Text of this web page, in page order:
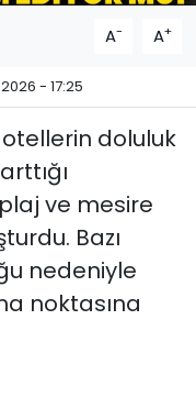
A- A+
- 17:25
doluluk
ve mesire
Bazı
nedeniyle
noktasına